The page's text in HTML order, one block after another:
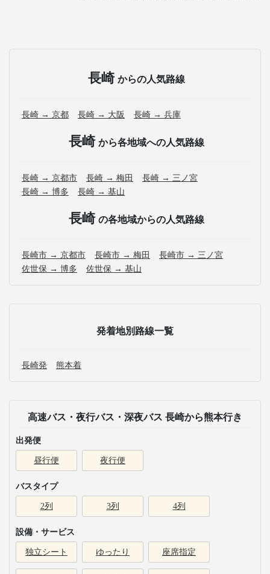
長崎 からの人気路線
長崎 → 京都 長崎 → 大阪 長崎 → 兵庫
長崎 から各地域への人気路線
長崎 → 京都市 長崎 → 梅田
長崎 → 三ノ宮
長崎 → 博多
長崎 → 基山
長崎 の各地域からの人気路線
長崎市 → 京都市 長崎市 → 梅田
長崎市 → 三ノ宮
佐世保 → 博多
佐世保 → 基山
発着地別路線一覧
長崎発 熊本着
高速バス・夜行バス・深夜バス 長崎から熊本行き
出発便
昼行便 夜行便
バスタイプ
2列 3列 4列
設備・サービス
独立シート ゆったり 座席指定